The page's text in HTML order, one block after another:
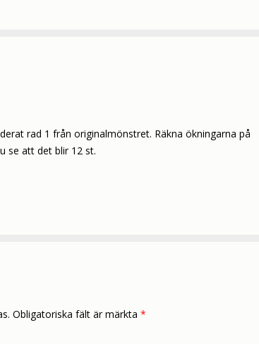
rad 1 från originalmönstret. Räkna ökningarna på
se att det blir 12 st.
Obligatoriska fält är märkta *